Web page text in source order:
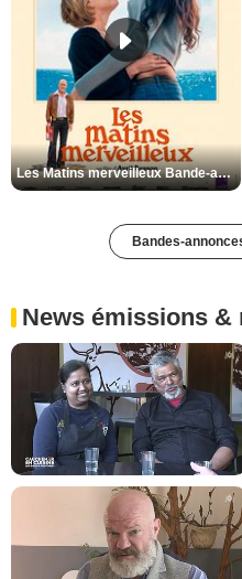
Les Matins merveilleux Bande-annonce VF
Bandes-
News émissions &